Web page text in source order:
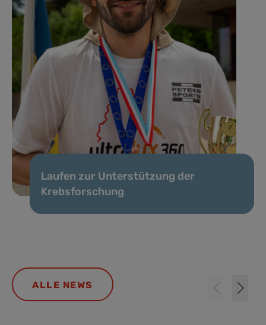
Laufen zur Unterstützung der
Krebsforschung
ALLE NEWS